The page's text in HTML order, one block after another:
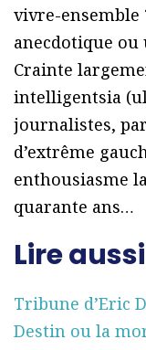
vivre-ensemble
anecdotique ou
Crainte
intelligentsia
journalistes,
d’extrême
enthousiasme
quarante ans…
Lire aussi
Tribune d’Eric
Destin ou la